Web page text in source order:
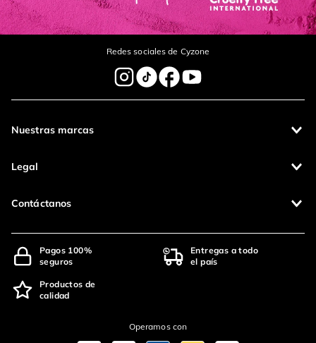
Redes sociales de Cyzone
Nuestras marcas
Legal
Contáctanos
Pagos 100%
seguros
Entregas a todo
el país
Productos de
calidad
Operamos con